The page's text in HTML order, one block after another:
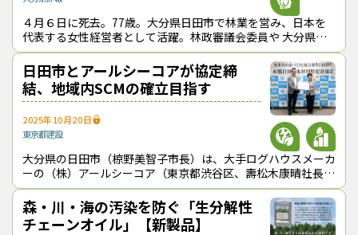
４月６日に死去。77歳。大分県日田市で林業を営み、日本を
代表する女性経営者として活躍。林政審議会委員や 大分県公
安委員会委員長などの要職を歴任した。葬儀は、４月８日午後
１時から、日田市玉川町3丁目5
日田市とアールシーコアが協定締
結、地域内SCMの確立目指す
2025年10月20日
東京都建設
大分県の日田市（椋野美智子市長）は、大手ログハウスメーカ
ーの（株）アールシーコア（東京都渋谷区、壽松木康晴社長）
と都市（まち）の木造化推進法に基づく「木材利用促進協定」
を10月２日に締結した。同市及
森・川・海の汚染を防ぐ「生分解性
チェーンオイル」【新製品】